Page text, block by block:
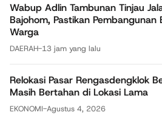
Wabup Adlin Tambunan Tinjau
Bajohom, Pastikan Pembangunan
Warga
DAERAH-13 jam yang lalu
Relokasi Pasar Rengasdengklok
Masih Bertahan di Lokasi Lama
EKONOMI-Agustus 4, 2026